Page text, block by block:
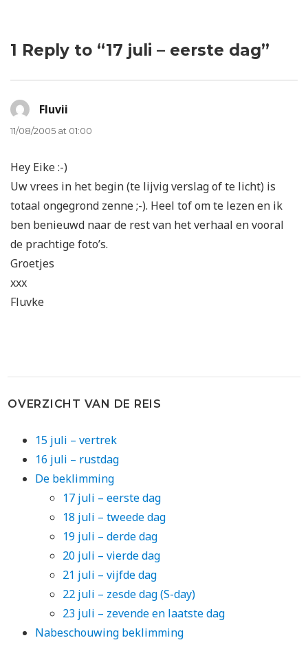
1 Reply to “17 juli – eerste dag”
Fluvii
11/08/2005 at 01:00
Hey Eike :-)
Uw vrees in het begin (te lijvig verslag of te licht) is
totaal ongegrond zenne ;-). Heel tof om te lezen en ik
ben benieuwd naar de rest van het verhaal en vooral
de prachtige foto’s.
Groetjes
xxx
Fluvke
OVERZICHT VAN DE REIS
15 juli – vertrek
16 juli – rustdag
De beklimming
17 juli – eerste dag
18 juli – tweede dag
19 juli – derde dag
20 juli – vierde dag
21 juli – vijfde dag
22 juli – zesde dag (S-day)
23 juli – zevende en laatste dag
Nabeschouwing beklimming